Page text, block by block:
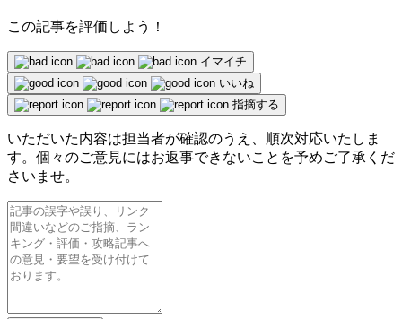
この記事を評価しよう！
イマイチ
いいね
指摘する
いただいた内容は担当者が確認のうえ、順次対応いたしま
す。個々のご意見にはお返事できないことを予めご了承くだ
さいませ。